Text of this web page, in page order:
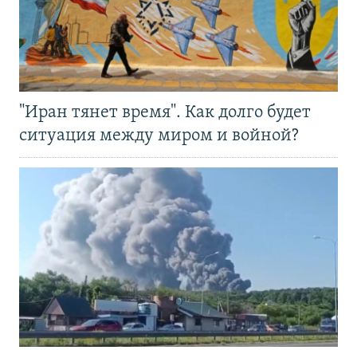
"Иран тянет время". Как долго будет
ситуация между миром и войной?